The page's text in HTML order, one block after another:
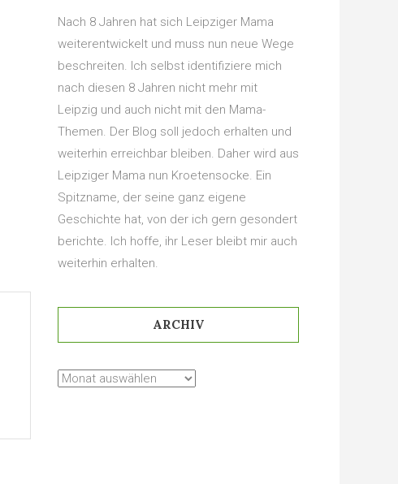
Nach 8 Jahren hat sich Leipziger Mama
weiterentwickelt und muss nun neue Wege
beschreiten. Ich selbst identifiziere mich
nach diesen 8 Jahren nicht mehr mit
Leipzig und auch nicht mit den Mama-
Themen. Der Blog soll jedoch erhalten und
weiterhin erreichbar bleiben. Daher wird aus
Leipziger Mama nun Kroetensocke. Ein
Spitzname, der seine ganz eigene
Geschichte hat, von der ich gern gesondert
berichte. Ich hoffe, ihr Leser bleibt mir auch
weiterhin erhalten.
ARCHIV
Archiv